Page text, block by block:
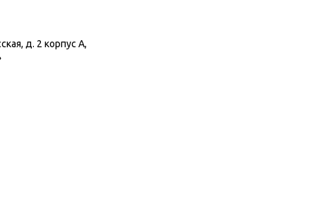
д. 2 корпус A,